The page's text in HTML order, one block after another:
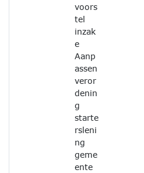
voors
tel
inzak
e
Aanp
assen
veror
denin
g
starte
rsleni
ng
geme
ente